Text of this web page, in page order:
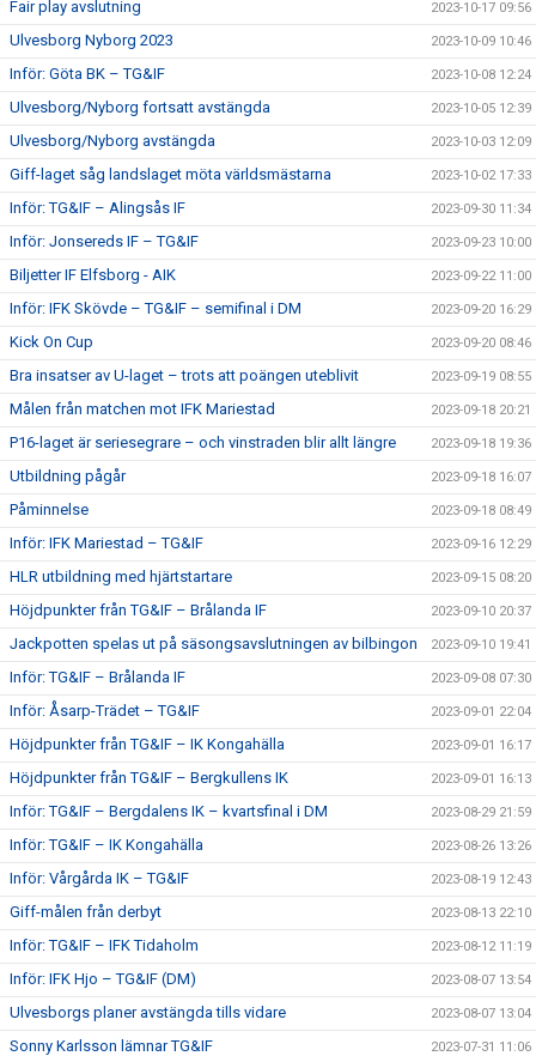
Fair play avslutning 2023-10-17 09:56
Ulvesborg Nyborg 2023 2023-10-09 10:46
Inför: Göta BK – TG&IF 2023-10-08 12:24
Ulvesborg/Nyborg fortsatt avstängda 2023-10-05 12:39
Ulvesborg/Nyborg avstängda 2023-10-03 12:09
Giff-laget såg landslaget möta världsmästarna 2023-10-02 17:33
Inför: TG&IF – Alingsås IF 2023-09-30 11:34
Inför: Jonsereds IF – TG&IF 2023-09-23 10:00
Biljetter IF Elfsborg - AIK 2023-09-22 11:00
Inför: IFK Skövde – TG&IF – semifinal i DM 2023-09-20 16:29
Kick On Cup 2023-09-20 08:46
Bra insatser av U-laget – trots att poängen uteblivit 2023-09-19 08:55
Målen från matchen mot IFK Mariestad 2023-09-18 20:21
P16-laget är seriesegrare – och vinstraden blir allt längre 2023-09-18 19:36
Utbildning pågår 2023-09-18 16:07
Påminnelse 2023-09-18 08:49
Inför: IFK Mariestad – TG&IF 2023-09-16 12:29
HLR utbildning med hjärtstartare 2023-09-15 08:20
Höjdpunkter från TG&IF – Brålanda IF 2023-09-10 20:37
Jackpotten spelas ut på säsongsavslutningen av bilbingon 2023-09-10 19:41
Inför: TG&IF – Brålanda IF 2023-09-08 07:30
Inför: Åsarp-Trädet – TG&IF 2023-09-01 22:04
Höjdpunkter från TG&IF – IK Kongahälla 2023-09-01 16:17
Höjdpunkter från TG&IF – Bergkullens IK 2023-09-01 16:13
Inför: TG&IF – Bergdalens IK – kvartsfinal i DM 2023-08-29 21:59
Inför: TG&IF – IK Kongahälla 2023-08-26 13:26
Inför: Vårgårda IK – TG&IF 2023-08-19 12:43
Giff-målen från derbyt 2023-08-13 22:10
Inför: TG&IF – IFK Tidaholm 2023-08-12 11:19
Inför: IFK Hjo – TG&IF (DM) 2023-08-07 13:54
Ulvesborgs planer avstängda tills vidare 2023-08-07 13:04
Sonny Karlsson lämnar TG&IF 2023-07-31 11:06